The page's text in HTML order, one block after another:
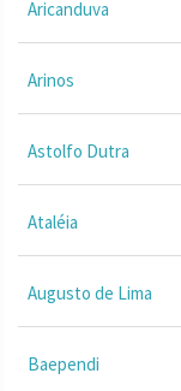
Aricanduva
Arinos
Astolfo Dutra
Ataléia
Augusto de Lima
Baependi